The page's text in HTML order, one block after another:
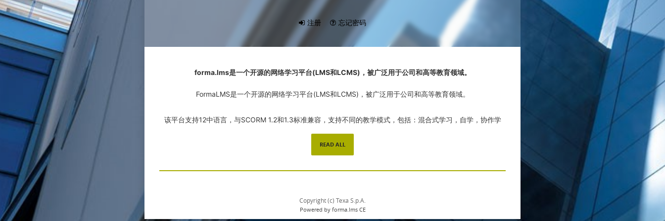
注册 忘记密码
forma.lms是一个开源的网络学习平台(LMS和LCMS)，被广泛用于公司和高等教育领域。
FormaLMS是一个开源的网络学习平台(LMS和LCMS)，被广泛用于公司和高等教育领域。
该平台支持12中语言，与SCORM 1.2和1.3标准兼容，支持不同的教学模式，包括：混合式学习，自学，协作学
习，以及通过聊天、维基、论坛和其它不同方法进行的社会学习。
要修改这些词汇，请到管理员与语言管理部分，找到登陆与编辑键_INTRO_STD_TEXT
READ ALL
Copyright (c) Texa S.p.A.
Powered by forma.lms CE